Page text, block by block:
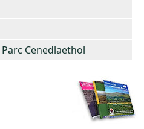
Cenedlaethol